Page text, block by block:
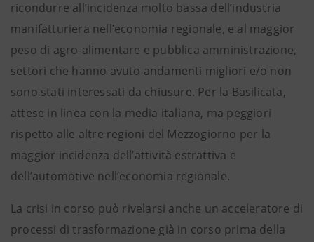
ricondurre all’incidenza molto bassa dell’industria
manifatturiera nell’economia regionale, e al maggior
peso di agro-alimentare e pubblica amministrazione,
settori che hanno avuto andamenti migliori e/o non
sono stati interessati da chiusure. Per la Basilicata,
attese in linea con la media italiana, ma peggiori
rispetto alle altre regioni del Mezzogiorno per la
maggior incidenza dell’attività estrattiva e
dell’automotive nell’economia regionale.
La crisi in corso può rivelarsi anche un acceleratore di
processi di trasformazione già in corso prima della